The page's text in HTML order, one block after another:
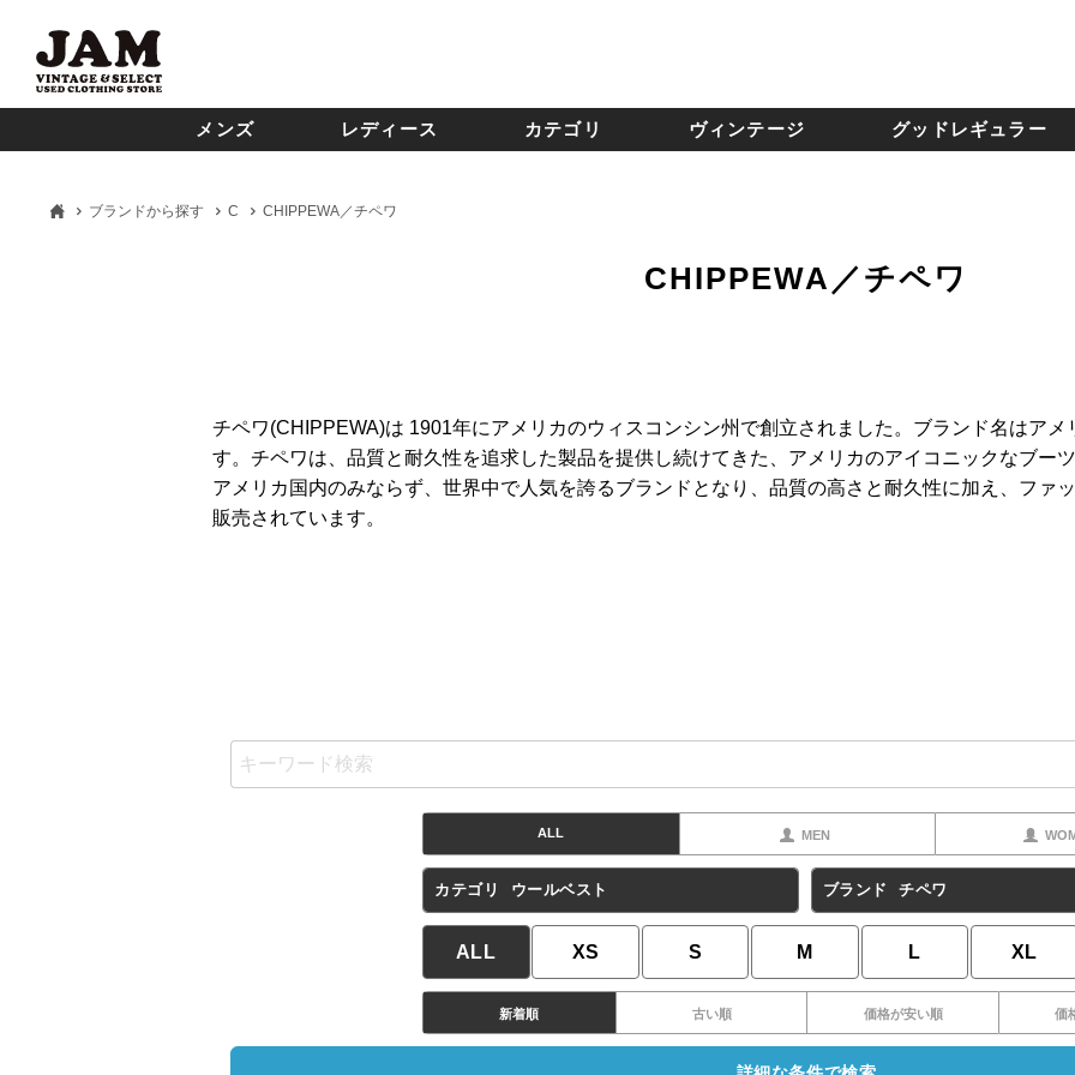
メンズ レディース カテゴリ ヴィンテージ グッドレギュラー
ブランドから探す C CHIPPEWA／チペワ
CHIPPEWA／チペワ
チペワ(CHIPPEWA)は 1901年にアメリカのウィスコンシン州で創立されました。ブランド名はアメ
す。チペワは、品質と耐久性を追求した製品を提供し続けてきた、アメリカのアイコニックなブー
アメリカ国内のみならず、世界中で人気を誇るブランドとなり、品質の高さと耐久性に加え、ファ
販売されています。
ALL MEN
カテゴリ ウールベスト ブランド チペワ
ALL XS S M L XL
新着順 古い順 価格が安い順 価